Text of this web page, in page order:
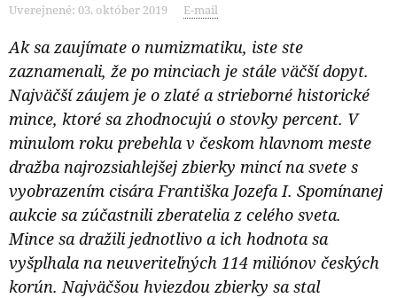
Uverejnené: 03. október 2019 E-mail
Ak sa zaujímate o numizmatiku, iste ste
zaznamenali, že po minciach je stále väčší dopyt.
Najväčší záujem je o zlaté a strieborné historické
mince, ktoré sa zhodnocujú o stovky percent. V
minulom roku prebehla v českom hlavnom meste
dražba najrozsiahlejšej zbierky mincí na svete s
vyobrazením cisára Františka Jozefa I. Spomínanej
aukcie sa zúčastnili zberatelia z celého sveta.
Mince sa dražili jednotlivo a ich hodnota sa
vyšplhala na neuveriteľných 114 miliónov českých
korún. Najväčšou hviezdou zbierky sa stal